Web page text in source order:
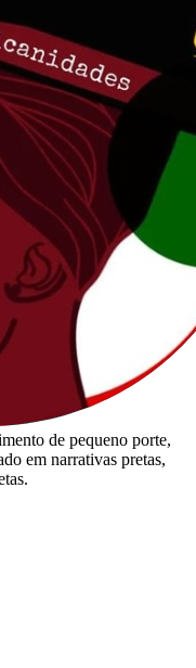
de pequeno porte,
em narrativas pretas,